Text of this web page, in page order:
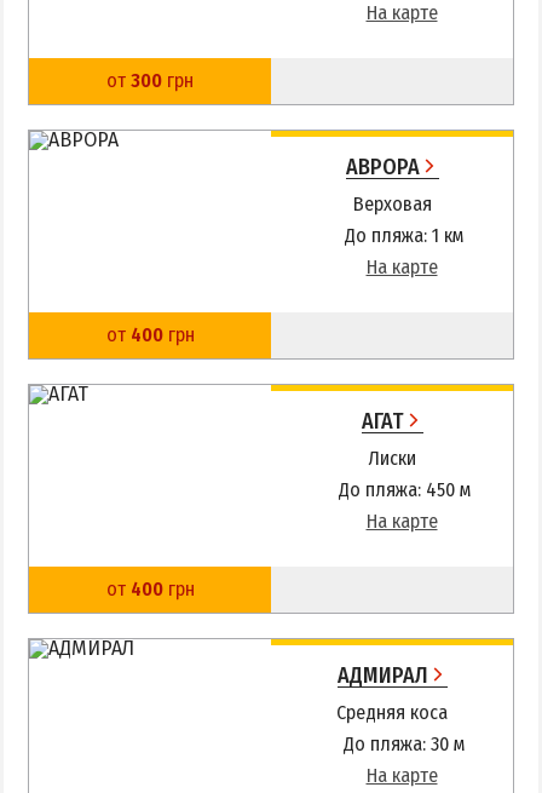
Виндсерфинг
Рыбалка
Маршрутки
РЕКОМЕНДАЦИИ ПО ВЫБОРУ ЖИЛЬЯ
На карте
от 300 грн
АВРОРА
Верховая
До пляжа: 1 км
На карте
от 400грн
АГАТ
Лиски
До пляжа: 450 м
На карте
от 400грн
АДМИРАЛ
Средняя коса
До пляжа: 30 м
На карте